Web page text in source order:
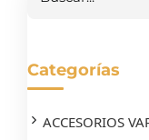
Categorías
ACCESORIOS